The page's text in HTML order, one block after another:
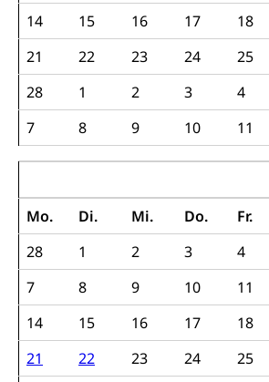
14
15 16 17 18
21
22 23 24 25
28
1 2 3 4
7
8 9 10 11
Mo.
Di. Mi. Do. Fr.
28
1 2 3 4
7
8 9 10 11
14
15 16 17 18
21
22 23 24 25
Halten von
Haltung
Hunde
Sicherheit
Armee
Militär, Militärdienst,
Wehrpflicht, Berufssoldat,
Dienstverweigerer,
Militär
Schweizer Armee
Erwerbsausfallentschädigung
Bevölkerungsschutz
Katastrophenschutz,
Feuerwehr, Gesundheitswesen,
Alarmierung, Sirenentest
Kantonaler
Polizei
Ordnungskräfte, Sicherheit,
Polizei
Versorgung